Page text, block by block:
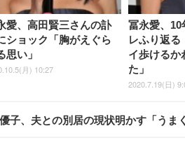
愛、高田賢三さんの訃
ショック「胸がえぐら
思い」
月) 10:27
冨永愛、10
レふり返る
イ歩けるか
た」
2020.7.19(日)
子、夫との別居の現状明かす「うま